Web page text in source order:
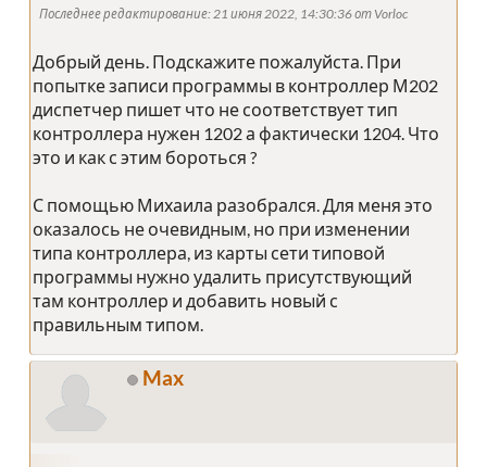
Последнее редактирование: 21 июня 2022, 14:30:36 от Vorloc
Добрый день. Подскажите пожалуйста. При
попытке записи программы в контроллер М202
диспетчер пишет что не соответствует тип
контроллера нужен 1202 а фактически 1204. Что
это и как с этим бороться ?
С помощью Михаила разобрался. Для меня это
оказалось не очевидным, но при изменении
типа контроллера, из карты сети типовой
программы нужно удалить присутствующий
там контроллер и добавить новый с
правильным типом.
Max